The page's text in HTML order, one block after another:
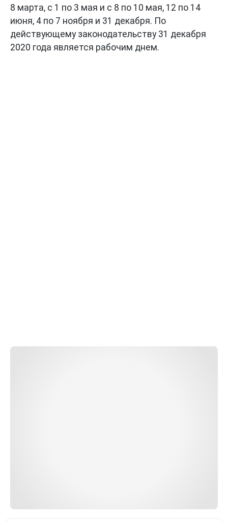
8 марта, с 1 по 3 мая и с 8 по 10 мая, 12 по 14
июня, 4 по 7 ноября и 31 декабря. По
действующему законодательству 31 декабря
2020 года является рабочим днем.